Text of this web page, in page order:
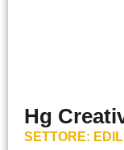
Hg
SETTORE: